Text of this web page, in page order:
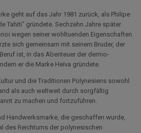
geht auf das Jahr 1981 zurück, als Philipe
Tahiti" gründete. Sechzehn Jahre später
wegen seiner wohltuenden Eigenschaften
sich gemeinsam mit seinem Bruder, der
ist, in das Abenteuer der dermo-
er die Marke Heïva gründete.
und die Traditionen Polynesiens sowohl
als auch weltweit durch sorgfältig
zu machen und fortzuführen.
Handwerksmarke, die geschaffen wurde,
des Reichtums der polynesischen